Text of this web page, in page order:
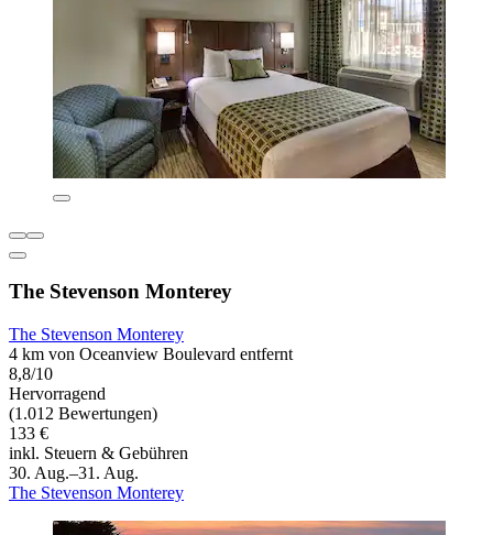
The Stevenson Monterey
The Stevenson Monterey
4 km von Oceanview Boulevard entfernt
8,8/10
Hervorragend
(1.012 Bewertungen)
133 €
inkl. Steuern & Gebühren
30. Aug.–31. Aug.
The Stevenson Monterey